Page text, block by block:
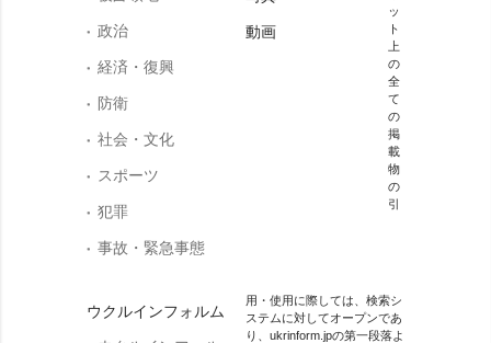
政治
経済・復興
防衛
社会・文化
スポーツ
犯罪
事故・緊急事態
ウクルインフォルム
動画
ッ
ト
上
の
全
て
の
掲
載
物
の
引
用・使用に際しては、検索シ
ステムに対してオープンであ
り、ukrinform.jpの第一段落よ